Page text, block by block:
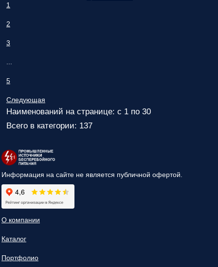
1
2
3
5
Следующая
Наименований на странице: с 1 по 30
Всего в категории: 137
Информация на сайте не является публичной офертой.
О компании
Каталог
Портфолио